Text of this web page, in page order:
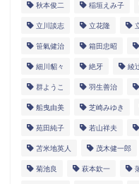
秋本俊二 稲垣えみ子
立川談志 立花隆
笹氣健治 箱田忠昭
細川貂々 絶牙 綾
群ようこ 羽生善治
船曳由美 芝崎みゆき
苑田純子 若山祥夫
苫米地英人 茂木健一郎
菊池良 萩本欽一